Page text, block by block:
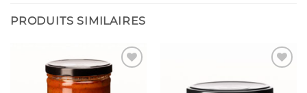
PRODUITS SIMILAIRES
Ajouter
à la liste
à la liste